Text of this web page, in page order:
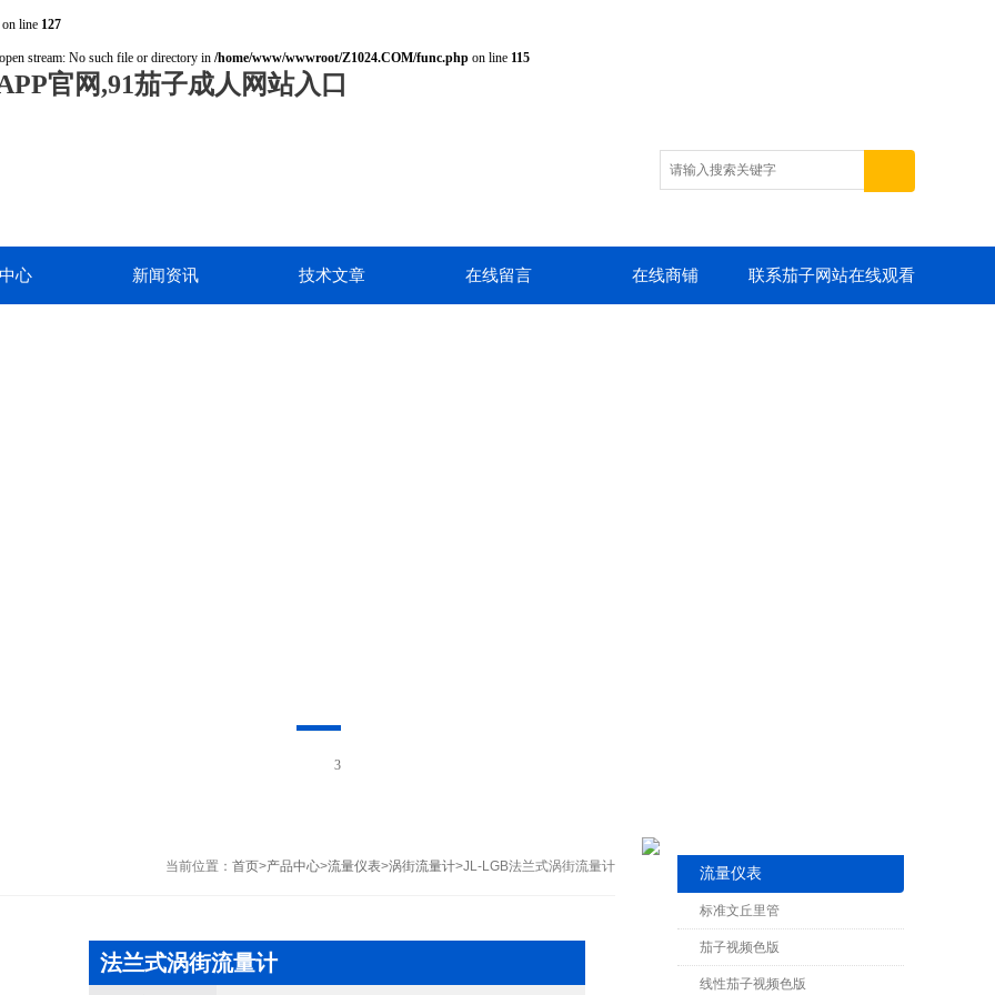
on line 127
stream: No such file or directory in /home/www/wwwroot/Z1024.COM/func.php on line 115
官网,91茄子成人网站入口
心 新闻资讯 技术文章 在线留言 在线商铺 联系茄子网站在线观看
流量仪表
标准文丘里管
茄子视频色版
线性茄子视频色版
当前位置： 首页>产品中心>流量仪表>涡街流量计>JL-LGB法兰式涡街流量计
法兰式涡街流量计